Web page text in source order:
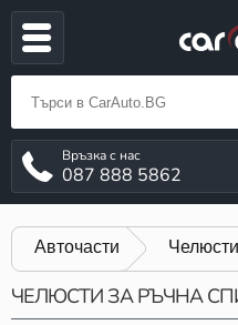
087 888 5862
Авточасти
ЧЕЛЮСТИ ЗА РЪЧНА